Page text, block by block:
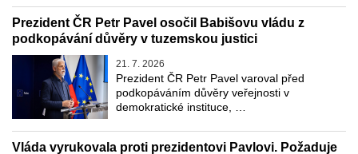
Prezident ČR Petr Pavel osočil Babišovu vládu z
podkopávání důvěry v tuzemskou justici
21. 7. 2026
Prezident ČR Petr Pavel varoval před
podkopáváním důvěry veřejnosti v
demokratické instituce, …
Vláda vyrukovala proti prezidentovi Pavlovi. Požaduje